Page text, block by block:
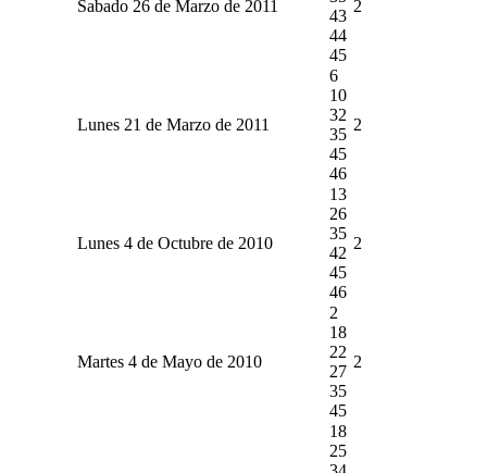
Sabado 26 de Marzo de 2011
43
44
45
2
Lunes 21 de Marzo de 2011
6
10
32
35
45
46
2
Lunes 4 de Octubre de 2010
13
26
35
42
45
46
2
Martes 4 de Mayo de 2010
2
18
22
27
35
45
2
18
25